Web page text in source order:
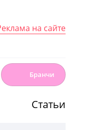
на сайте
Бранчи
Статьи